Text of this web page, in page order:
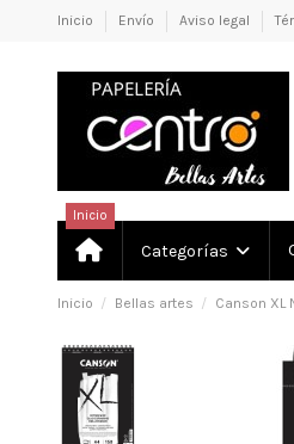
Inicio Envío Aviso legal
Inicio
Categorías
Inicio Bellas artes Canson XL